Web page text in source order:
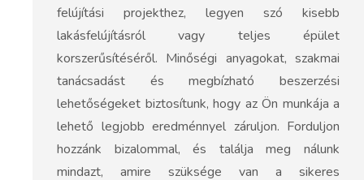
felújítási projekthez, legyen szó kisebb
lakásfelújításról vagy teljes épület
korszerűsítéséről. Minőségi anyagokat, szakmai
tanácsadást és megbízható beszerzési
lehetőségeket biztosítunk, hogy az Ön munkája a
lehető legjobb eredménnyel záruljon. Forduljon
hozzánk bizalommal, és találja meg nálunk
mindazt, amire szüksége van a sikeres